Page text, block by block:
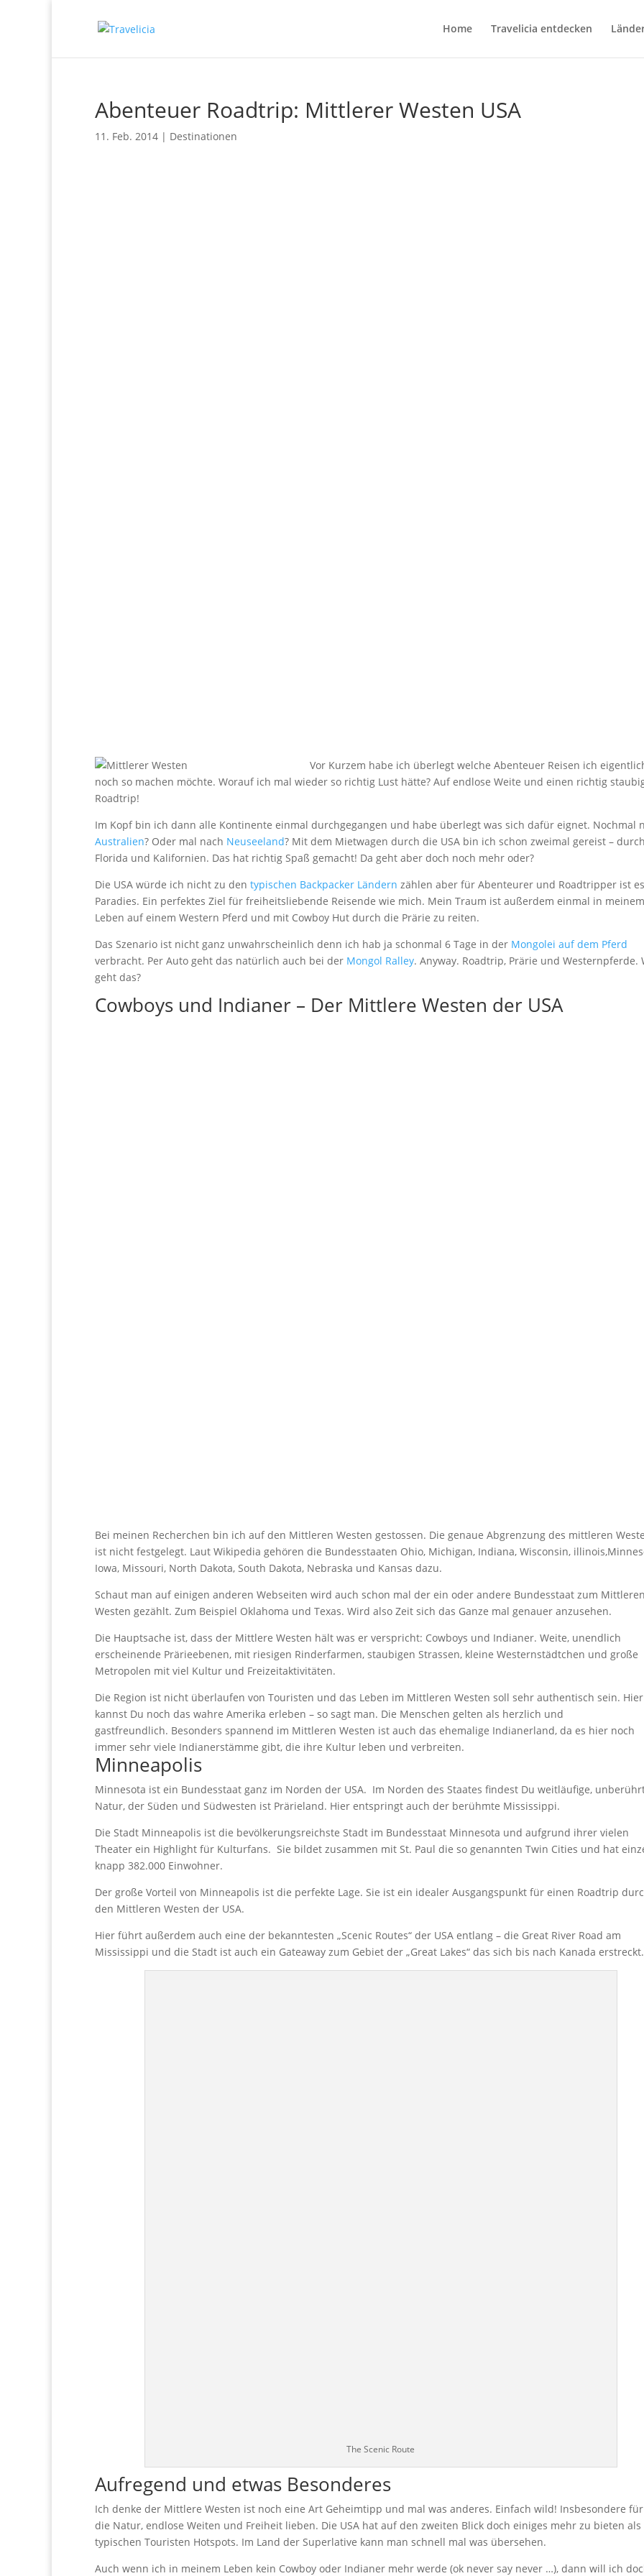
Home Travelicia entdecken
Abenteuer Roadtrip: Mittlerer Westen USA
11. Feb. 2014 | Destinationen
Vor Kurzem habe ich überlegt welche Abenteuer Reisen ich
noch so machen möchte. Worauf ich mal wieder so richtig Lust hätte? Auf endlose Weite und einen richtig
Roadtrip!
Im Kopf bin ich dann alle Kontinente einmal durchgegangen und habe überlegt was sich dafür eignet. Nochmal
Australien? Oder mal nach Neuseeland? Mit dem Mietwagen durch die USA bin ich schon zweimal gereist – durch
Florida und Kalifornien. Das hat richtig Spaß gemacht! Da geht aber doch noch mehr oder?
Die USA würde ich nicht zu den typischen Backpacker Ländern zählen aber für Abenteurer und Roadtripper ist
Paradies. Ein perfektes Ziel für freiheitsliebende Reisende wie mich. Mein Traum ist außerdem einmal in meinem
Leben auf einem Western Pferd und mit Cowboy Hut durch die Prärie zu reiten.
Das Szenario ist nicht ganz unwahrscheinlich denn ich hab ja schonmal 6 Tage in der Mongolei auf dem Pferd
verbracht. Per Auto geht das natürlich auch bei der Mongol Ralley. Anyway. Roadtrip, Prärie und Westernpferde.
geht das?
Cowboys und Indianer – Der Mittlere Westen der USA
Bei meinen Recherchen bin ich auf den Mittleren Westen gestossen. Die genaue Abgrenzung des mittleren
ist nicht festgelegt. Laut Wikipedia gehören die Bundesstaaten Ohio, Michigan, Indiana, Wisconsin,
Iowa, Missouri, North Dakota, South Dakota, Nebraska und Kansas dazu.
Schaut man auf einigen anderen Webseiten wird auch schon mal der ein oder andere Bundesstaat zum Mittleren
Westen gezählt. Zum Beispiel Oklahoma und Texas. Wird also Zeit sich das Ganze mal genauer anzusehen.
Die Hauptsache ist, dass der Mittlere Westen hält was er verspricht: Cowboys und Indianer. Weite, unendlich
erscheinende Prärieebenen, mit riesigen Rinderfarmen, staubigen Strassen, kleine Westernstädtchen und große
Metropolen mit viel Kultur und Freizeitaktivitäten.
Die Region ist nicht überlaufen von Touristen und das Leben im Mittleren Westen soll sehr authentisch sein. Hier
kannst Du noch das wahre Amerika erleben – so sagt man. Die Menschen gelten als herzlich und
gastfreundlich. Besonders spannend im Mittleren Westen ist auch das ehemalige Indianerland, da es hier noch
immer sehr viele Indianerstämme gibt, die ihre Kultur leben und verbreiten.
Minneapolis
Minnesota ist ein Bundesstaat ganz im Norden der USA. Im Norden des Staates findest Du weitläufige,
Natur, der Süden und Südwesten ist Prärieland. Hier entspringt auch der berühmte Mississippi.
Die Stadt Minneapolis ist die bevölkerungsreichste Stadt im Bundesstaat Minnesota und aufgrund ihrer vielen
Theater ein Highlight für Kulturfans. Sie bildet zusammen mit St. Paul die so genannten Twin Cities und hat
knapp 382.000 Einwohner.
Der große Vorteil von Minneapolis ist die perfekte Lage. Sie ist ein idealer Ausgangspunkt für einen Roadtrip
den Mittleren Westen der USA.
Hier führt außerdem auch eine der bekanntesten „Scenic Routes“ der USA entlang – die Great River Road am
Mississippi und die Stadt ist auch ein Gateaway zum Gebiet der „Great Lakes“ das sich bis nach Kanada erstreckt.
The Scenic Route
Aufregend und etwas Besonderes
Ich denke der Mittlere Westen ist noch eine Art Geheimtipp und mal was anderes. Einfach wild! Insbesondere
die Natur, endlose Weiten und Freiheit lieben. Die USA hat auf den zweiten Blick doch einiges mehr zu bieten als
typischen Touristen Hotspots. Im Land der Superlative kann man schnell mal was übersehen.
Auch wenn ich in meinem Leben kein Cowboy oder Indianer mehr werde (ok never say never …), dann will ich